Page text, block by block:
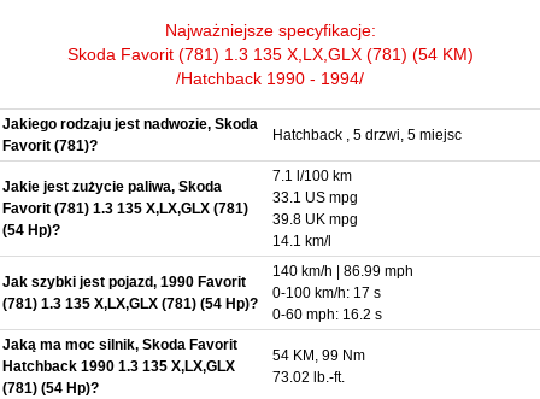
Najważniejsze specyfikacje:
Skoda Favorit (781) 1.3 135 X,LX,GLX (781) (54 KM)
/Hatchback 1990 - 1994/
Jakiego rodzaju jest nadwozie, Skoda
Favorit (781)?
Hatchback , 5 drzwi, 5 miejsc
Jakie jest zużycie paliwa, Skoda
Favorit (781) 1.3 135 X,LX,GLX (781)
(54 Hp)?
7.1 l/100 km
33.1 US mpg
39.8 UK mpg
14.1 km/l
Jak szybki jest pojazd, 1990 Favorit
(781) 1.3 135 X,LX,GLX (781) (54 Hp)?
140 km/h | 86.99 mph
0-100 km/h: 17 s
0-60 mph: 16.2 s
Jaką ma moc silnik, Skoda Favorit
Hatchback 1990 1.3 135 X,LX,GLX
(781) (54 Hp)?
54 KM, 99 Nm
73.02 lb.-ft.